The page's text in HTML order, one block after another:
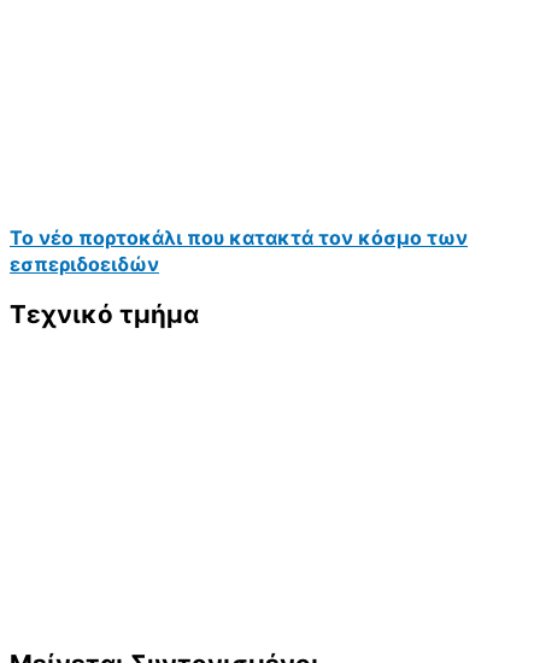
Το νέο πορτοκάλι που κατακτά τον κόσμο των
εσπεριδοειδών
Τεχνικό τμήμα